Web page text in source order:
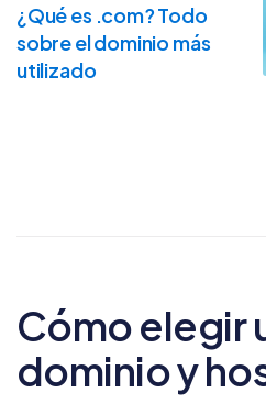
¿Qué es .com? Todo
sobre el dominio más
utilizado
Cómo elegir
dominio y